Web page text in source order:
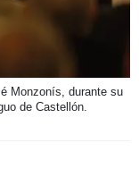
Monzonís, durante su
de Castellón.